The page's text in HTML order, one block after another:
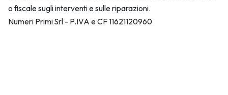
o fiscale sugli interventi e sulle riparazioni.
Numeri Primi Srl - P.IVA e CF 11621120960